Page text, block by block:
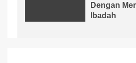
Dengan
Ibadah